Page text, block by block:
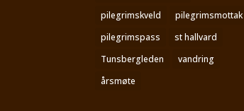
pilegrimskveld
pilegrimsmottak
pilegrimspass
st hallvard
Tunsbergleden
vandring
årsmøte